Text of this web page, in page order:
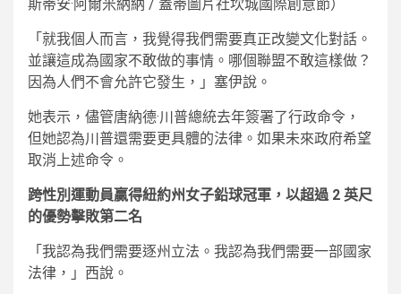
斯蒂安·阿爾米納納 / 蓋蒂圖片社坎城國際創意節）
「就我個人而言，我覺得我們需要真正改變文化對話。
並讓這成為國家不敢做的事情。哪個聯盟不敢這樣做？
因為人們不會允許它發生，」塞伊說。
她表示，儘管唐納德·川普總統去年簽署了行政命令，
但她認為川普還需要更具體的法律。如果未來政府希望
取消上述命令。
跨性別運動員贏得紐約州女子鉛球冠軍，以超過 2 英尺
的優勢擊敗第二名
「我認為我們需要逐州立法。我認為我們需要一部國家
法律，」西說。